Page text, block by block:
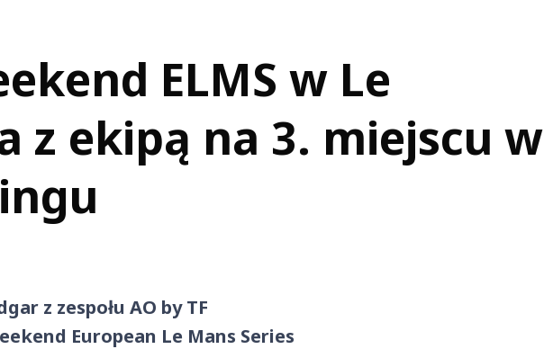
ELMS w Le
z ekipą na 3. miejscu w
z zespołu AO by TF
European Le Mans Series